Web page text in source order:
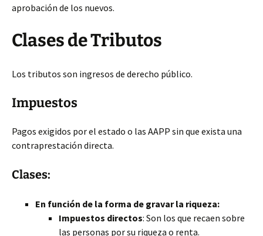
aprobación de los nuevos.
Clases de Tributos
Los tributos son ingresos de derecho público.
Impuestos
Pagos exigidos por el estado o las AAPP sin que exista una
contraprestación directa.
Clases:
En función de la forma de gravar la riqueza:
Impuestos directos: Son los que recaen sobre
las personas por su riqueza o renta.